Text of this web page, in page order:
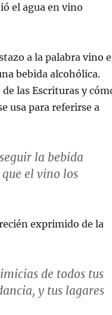
el agua en vino
a la palabra vino
bebida alcohólica.
las Escrituras y
usa para referirse a
la bebida
el vino los
exprimido de la
de todos tus
y tus lagares